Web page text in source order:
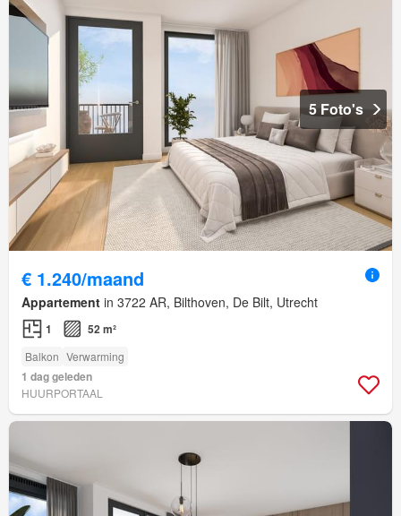
5 Foto's
€ 1.240/maand
Appartement in 3722 AR, Bilthoven, De Bilt, Utrecht
1 52 m²
Balkon Verwarming
1 dag geleden
HUURPORTAAL